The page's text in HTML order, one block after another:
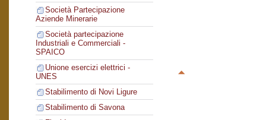
Società Partecipazione
Aziende Minerarie
Società partecipazione
Industriali e Commerciali -
SPAICO
Unione esercizi elettrici -
UNES
Stabilimento di Novi Ligure
Stabilimento di Savona